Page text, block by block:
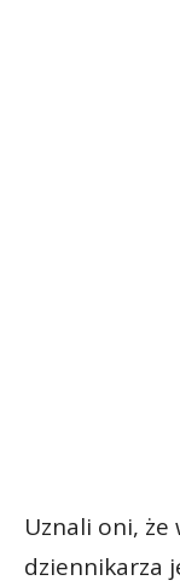
Uznali oni,
dziennikarza